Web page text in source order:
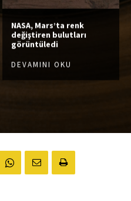
NASA, Mars’ta renk
değiştiren bulutları
görüntüledi
DEVAMINI OKU